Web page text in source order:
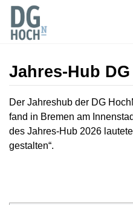
Jahres-Hub
Wechseln zu:Navigation,
Der Jahreshub der DG
fand in Bremen am
des Jahres-Hub 2026
gestalten“.